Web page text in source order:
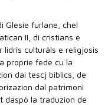
Glesie furlane, chel
II, di cristians e
lidrîs culturâls e religjosis
proprie fede cu la
dai tescj biblics, de
dal patrimoni
daspò la traduzion de